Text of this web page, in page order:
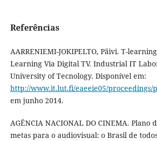
Referências
AARRENIEMI-JOKIPELTO, Päivi. T-
Learning Via Digital TV. Industrial IT
University of Tecnology. Disponível em:
http://www.it.lut.fi/eaeeie05/proceedings/
em junho 2014.
AGÊNCIA NACIONAL DO CINEMA. Plano
metas para o audiovisual: o Brasil de